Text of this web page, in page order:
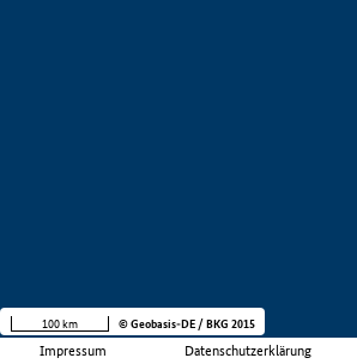
Impressum Datenschutzerklärung
100 km © Geobasis-DE / BKG 2015